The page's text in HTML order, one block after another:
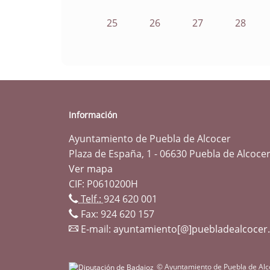
25 26 27 28
Información
Ayuntamiento de Puebla de Alcocer
Plaza de España, 1 - 06630 Puebla de
Ver mapa
CIF: P0610200H
Telf.:924 620 001
Fax: 924 620 157
E-mail:
© Ayuntamiento de Puebla de